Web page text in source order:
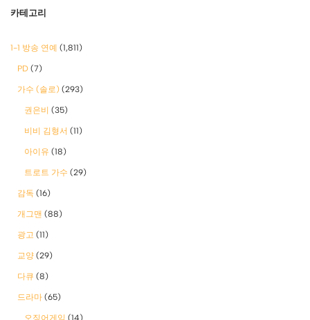
카테고리
1-1 방송 연예 (1,811)
PD (7)
가수 (솔로) (293)
권은비 (35)
비비 김형서 (11)
아이유 (18)
트로트 가수 (29)
감독 (16)
개그맨 (88)
광고 (11)
교양 (29)
다큐 (8)
드라마 (65)